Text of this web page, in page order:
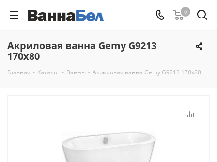
0
Акриловая ванна Gemy G9213
170x80
Главная - Каталог - Ванны - Акриловая ванна Gemy G9213 170x80